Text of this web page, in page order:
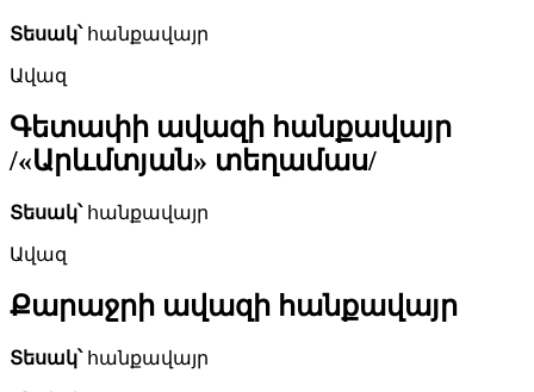
Տեսակ՝հանքավայր
Ավազ
Գետափի ավազի հանքավայր
/«Արևմտյան» տեղամաս/
Տեսակ՝հանքավայր
Ավազ
Քարաջրի ավազի հանքավայր
Տեսակ՝հանքավայր